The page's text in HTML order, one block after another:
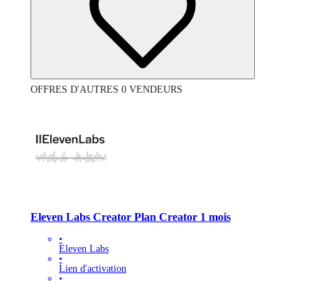
OFFRES D'AUTRES 0 VENDEURS
Eleven Labs Creator Plan Creator 1 mois
•
Eleven Labs
•
Lien d'activation
•